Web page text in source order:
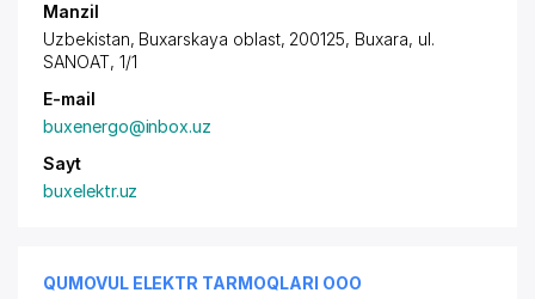
Manzil
Uzbekistan, Buxarskaya oblast, 200125, Buxara, ul.
SANOAT, 1/1
E-mail
buxenergo@inbox.uz
Sayt
buxelektr.uz
QUMOVUL ELEKTR TARMOQLARI ООО